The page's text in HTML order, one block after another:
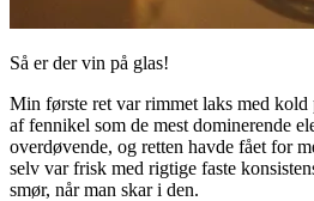
Så er der vin på glas!
Min første ret var rimmet laks med kold
af fennikel som de mest dominerende
overdøvende, og retten havde fået for
selv var frisk med rigtige faste
smør, når man skar i den.